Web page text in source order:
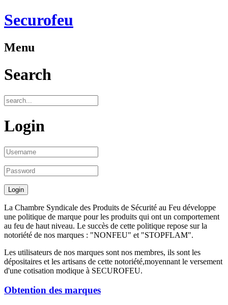
Securofeu
Menu
Search
Login
La Chambre Syndicale des Produits de Sécurité au Feu développe
une politique de marque pour les produits qui ont un comportement
au feu de haut niveau. Le succès de cette politique repose sur la
notoriété de nos marques : "NONFEU" et "STOPFLAM".
Les utilisateurs de nos marques sont nos membres, ils sont les
dépositaires et les artisans de cette notoriété,moyennant le versement
d'une cotisation modique à SECUROFEU.
Obtention des marques